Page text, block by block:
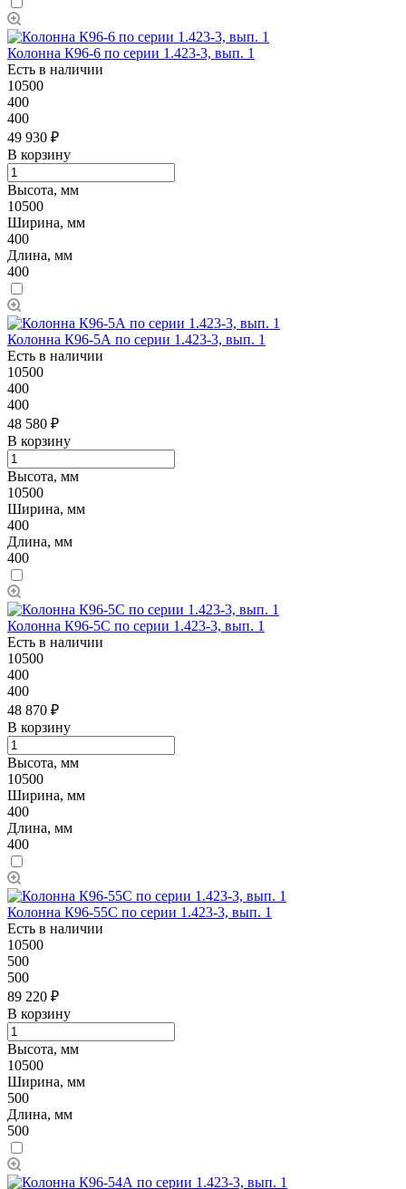
Колонна К96-6 по серии 1.423-3, вып. 1
Есть в наличии
10500
400
400
49 930 ₽
В корзину
Высота, мм
10500
Ширина, мм
400
Длина, мм
400
Колонна К96-5А по серии 1.423-3, вып. 1
Есть в наличии
10500
400
400
48 580 ₽
В корзину
Высота, мм
10500
Ширина, мм
400
Длина, мм
400
Колонна К96-5C по серии 1.423-3, вып. 1
Есть в наличии
10500
400
400
48 870 ₽
В корзину
Высота, мм
10500
Ширина, мм
400
Длина, мм
400
Колонна К96-55C по серии 1.423-3, вып. 1
Есть в наличии
10500
500
500
89 220 ₽
В корзину
Высота, мм
10500
Ширина, мм
500
Длина, мм
500